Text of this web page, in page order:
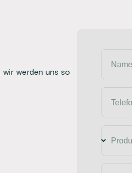
werden uns so
Name